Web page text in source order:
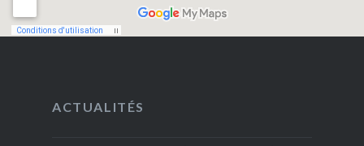
ACTUALITÉS